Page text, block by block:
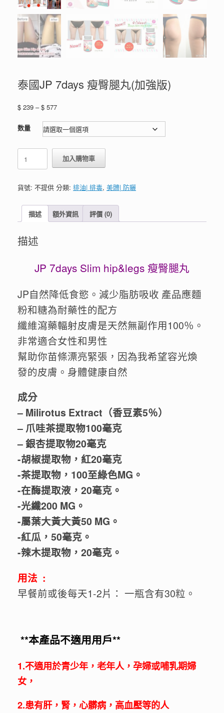
泰國JP 7days 瘦臀腿丸(加強版)
$ 239 – $ 577價
範
圍：
$ 577
数量
JP
瘦
丸
強
版)
加入購物車
貨號: 不提供 分類: 排油| 排毒, 美體| 防曬
描述 額外資訊 評價 (0)
描述
JP 7days Slim hip&legs 瘦臀腿丸
JP自然降低食慾。減少脂肪吸收 產品應麵
粉和糖為耐藥性的配方
纖維瀉藥輻射皮膚是天然無副作用100％。
非常適合女性和男性
幫助你苗條漂亮緊張，因為我希望容光煥
發的皮膚。身體健康自然
成分
– Milirotus Extract（香豆素5％）
– 爪哇茶提取物100毫克
– 銀杏提取物20毫克
-胡椒提取物，紅20毫克
-茶提取物，100至綠色MG。
-在酶提取液，20毫克。
-光纖200 MG。
-屬葉大黃大黃50 MG。
-紅瓜，50毫克。
-辣木提取物，20毫克。
用法 :
早餐前或後每天1-2片： 一瓶含有30粒。
**本產品不適用用戶**
1.不適用於青少年，老年人，孕婦或哺乳期婦
女，
2.患有肝，腎，心髒病，高血壓等的人